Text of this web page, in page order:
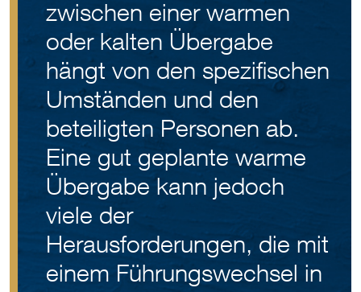
zwischen einer warmen
oder kalten Übergabe
hängt von den spezifischen
Umständen und den
beteiligten Personen ab.
Eine gut geplante warme
Übergabe kann jedoch
viele der
Herausforderungen, die mit
einem Führungswechsel in